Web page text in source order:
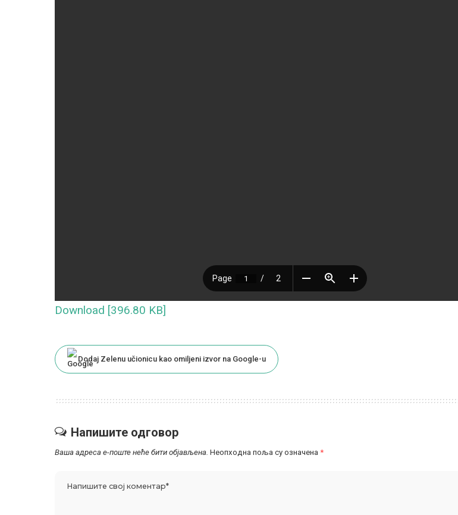
Download [396.80 KB]
Dodaj Zelenu učionicu kao omiljeni izvor na Google-u
Напишите одговор
Ваша адреса е-поште неће бити објављена. Неопходна поља су означена *